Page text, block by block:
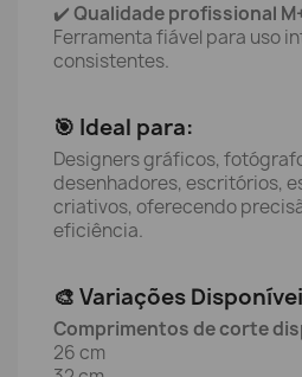
✔️Qualidade profissional
Ferramenta fiável para uso
consistentes.
🎯 Ideal para:
Designers gráficos,
desenhadores, escritórios,
criativos, oferecendo
eficiência.
🎨 Variações
Comprimentos de corte
26 cm